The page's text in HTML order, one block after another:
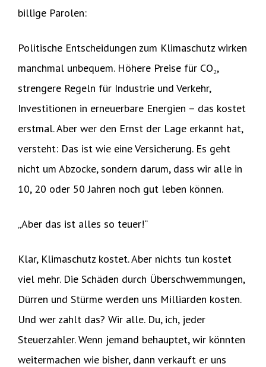
billige Parolen:
Politische Entscheidungen zum Klimaschutz wirken
manchmal unbequem. Höhere Preise für CO₂,
strengere Regeln für Industrie und Verkehr,
Investitionen in erneuerbare Energien – das kostet
erstmal. Aber wer den Ernst der Lage erkannt hat,
versteht: Das ist wie eine Versicherung. Es geht
nicht um Abzocke, sondern darum, dass wir alle in
10, 20 oder 50 Jahren noch gut leben können.
„Aber das ist alles so teuer!“
Klar, Klimaschutz kostet. Aber nichts tun kostet
viel mehr. Die Schäden durch Überschwemmungen,
Dürren und Stürme werden uns Milliarden kosten.
Und wer zahlt das? Wir alle. Du, ich, jeder
Steuerzahler. Wenn jemand behauptet, wir könnten
weitermachen wie bisher, dann verkauft er uns